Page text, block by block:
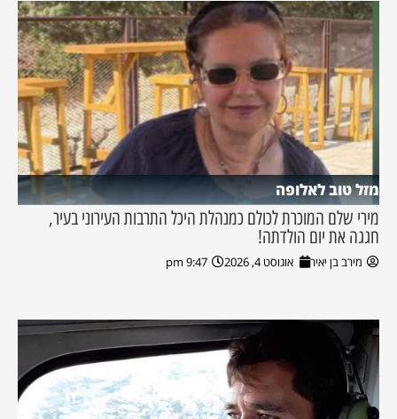
מזל טוב לאלופה
מירי שלם המוכרת לכולם כמנהלת היכל התרבות העירוני בעיר,
חגגה את יום הולדתה!
מירב בן יאיר אוגוסט 4, 2026 9:47 pm